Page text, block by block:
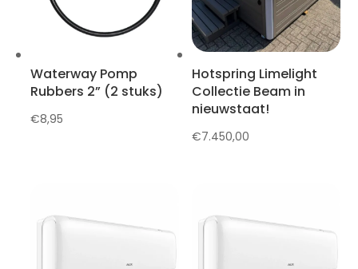
Waterway Pomp
Rubbers 2” (2 stuks)
€8,95
Hotspring Limelight
Collectie Beam in
nieuwstaat!
€7.450,00